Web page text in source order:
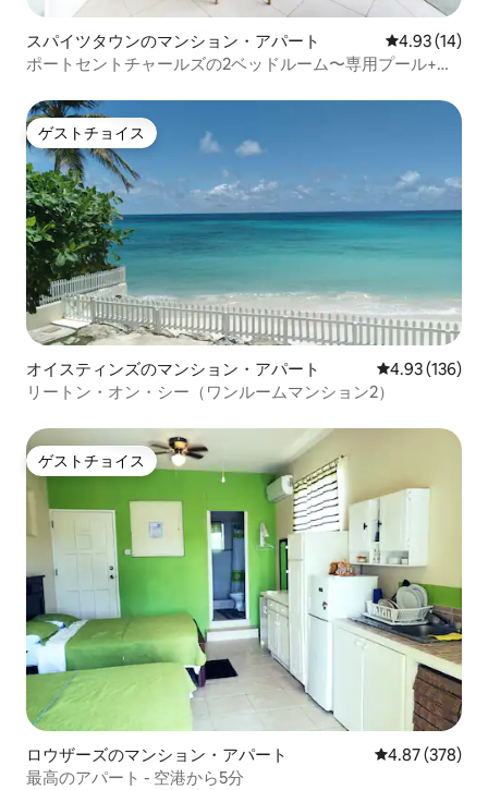
スパイツタウンのマンション・アパート レビュー14
4.93 (14)
ポートセントチャールズの2ベッドルーム〜専用プール+ビ
ゲストチョイス
ゲストチョイス
オイスティンズのマンション・アパート レビュー136
4.93 (136)
リートン・オン・シー（ワンルームマンション2）
ゲストチョイス
ゲストチョイス
ロウザーズのマンション・アパート レビュー378
4.87 (378)
最高のアパート - 空港から5分